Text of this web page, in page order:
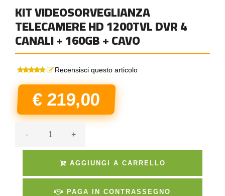
KIT VIDEOSORVEGLIANZA
TELECAMERE HD 1200TVL DVR 4
CANALI + 160GB + CAVO
Recensisci questo articolo
€ 219,00
- +
AGGIUNGI A CARRELLO
PAGA IN CONTRASSEGNO